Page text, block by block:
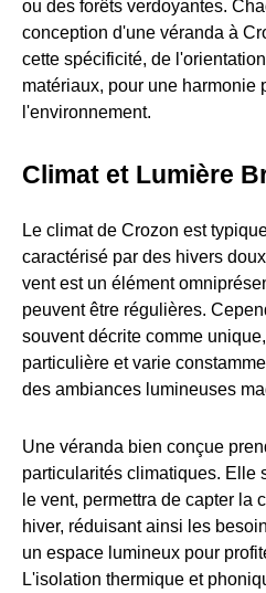
ou des forêts verdoyantes.
conception d'une véranda à
cette spécificité, de
matériaux, pour une harmonie
l'environnement.
Climat et Lumière
Le climat de Crozon est
caractérisé par des hivers
vent est un élément
peuvent être régulières.
souvent décrite comme
particulière et varie
des ambiances lumineuses
Une véranda bien conçue
particularités climatiques. Elle
le vent, permettra de capter la
hiver, réduisant ainsi les
un espace lumineux pour
L'isolation thermique et